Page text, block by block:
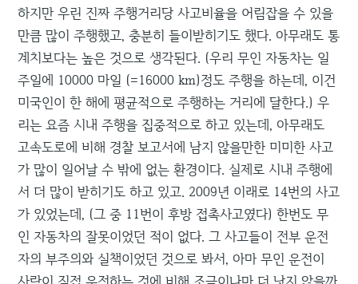
하지만 우린 진짜 주행거리당 사고비율을 어림잡을 수 있을
만큼 많이 주행했고, 충분히 들이받히기도 했다. 아무래도 통
계치보다는 높은 것으로 생각된다. (우리 무인 자동차는 일
주일에 10000 마일 (=16000 km)정도 주행을 하는데, 이건
미국인이 한 해에 평균적으로 주행하는 거리에 달한다.) 우
리는 요즘 시내 주행을 집중적으로 하고 있는데, 아무래도
고속도로에 비해 경찰 보고서에 남지 않을만한 미미한 사고
가 많이 일어날 수 밖에 없는 환경이다. 실제로 시내 주행에
서 더 많이 받히기도 하고 있고. 2009년 이래로 14번의 사고
가 있었는데, (그 중 11번이 후방 접촉사고였다) 한번도 무
인 자동차의 잘못이었던 적이 없다. 그 사고들이 전부 운전
자의 부주의와 실책이었던 것으로 봐서, 아마 무인 운전이